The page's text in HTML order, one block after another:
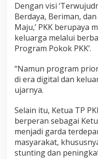
Dengan visi
Berdaya, Beriman,
Maju,’ PKK berupaya
keluarga melalui
Program Pokok PKK’.
“Namun program
di era digital dan
ujarnya.
Selain itu, Ketua TP
berperan sebagai
menjadi garda
masyarakat,
stunting dan